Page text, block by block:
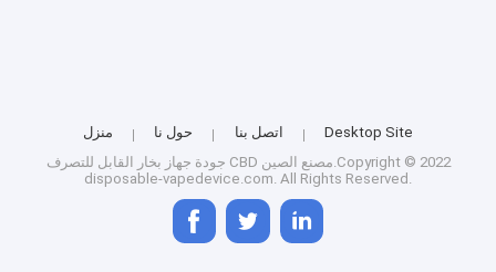
منزل حول نا اتصل بنا
Desktop Site
جودة جهاز بخار القابل للتصرف CBD
disposable-vapedevice.com. All Rights Reserved.